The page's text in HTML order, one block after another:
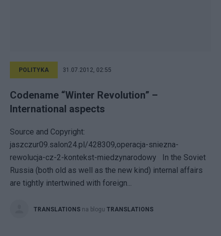
POLITYKA 31.07.2012, 02:55
Codename “Winter Revolution” –
International aspects
Source and Copyright:
jaszczur09.salon24.pl/428309,operacja-sniezna-
rewolucja-cz-2-kontekst-miedzynarodowy In the Soviet
Russia (both old as well as the new kind) internal affairs
are tightly intertwined with foreign...
TRANSLATIONS na blogu TRANSLATIONS